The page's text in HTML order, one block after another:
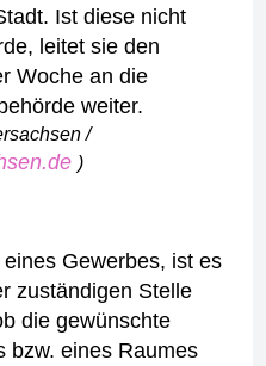
Ist diese nicht
leitet sie den
Woche an die
weiter.
/
)
Gewerbes, ist es
zuständigen Stelle
die gewünschte
bzw. eines Raumes